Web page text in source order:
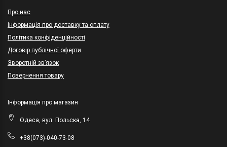
Про нас
Інформація про доставку та оплату
Політика конфіденційності
Договір публічної оферти
Зворотній зв’язок
Повернення товару
Інформація про магазин
Одеса, вул. Польска, 14
+38(073)-040-73-08